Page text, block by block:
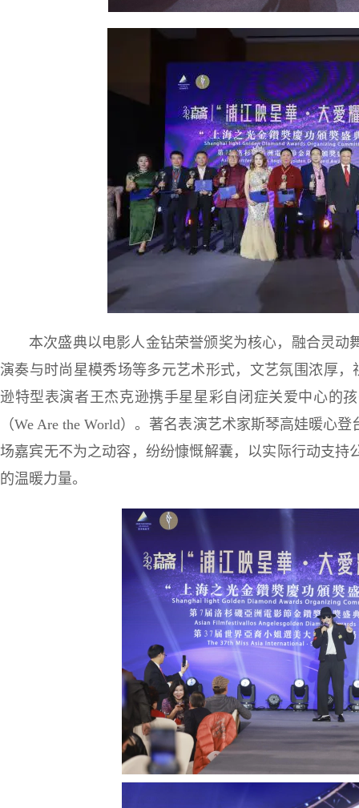
本次盛典以电影人金钻荣誉颁奖为核心，融合灵
演奏与时尚星模秀场等多元艺术形式，文艺氛围浓厚
逊特型表演者王杰克逊携手星星彩自闭症关爱中心的
（We Are the World）。著名表演艺术家斯琴高娃暖心
场嘉宾无不为之动容，纷纷慷慨解囊，以实际行动支
的温暖力量。